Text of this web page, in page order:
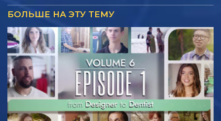
БОЛЬШЕ НА ЭТУ ТЕМУ